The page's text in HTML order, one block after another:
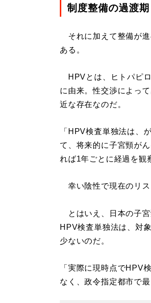
制度整備の過渡期
それに加えて整備が
ある。
HPVとは、ヒトパピ
に由来。性交渉によっ
近な存在なのだ。
「HPV検査単独法は、
て、将来的に子宮頸が
れば1年ごとに経過を観
幸い陰性で現在のリス
とはいえ、日本の子宮
HPV検査単独法は、対
少ないのだ。
「実際に現時点でHPV
なく、政令指定都市で